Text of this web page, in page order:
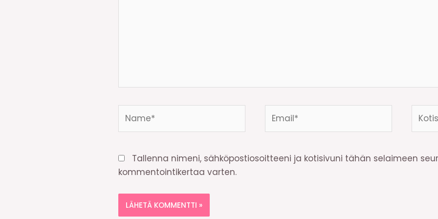
osoite
Tallenna nimeni, sähköpostiosoitteeni ja kotisivuni tähän selaimeen
kommentointikertaa varten.